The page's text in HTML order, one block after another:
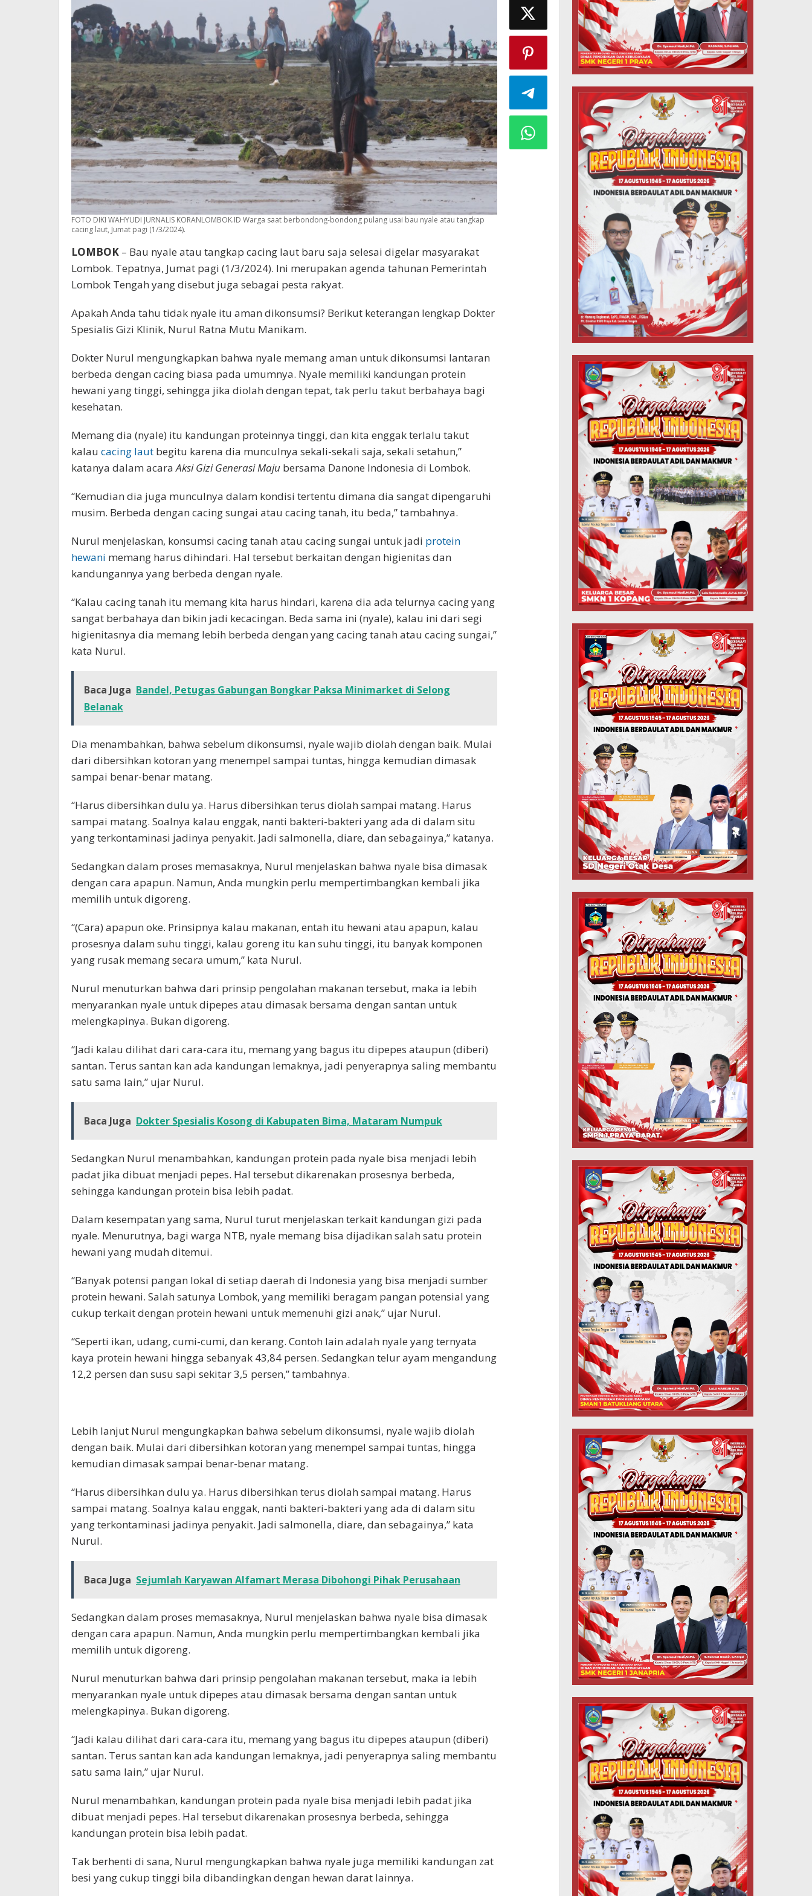
FOTO DIKI WAHYUDI JURNALIS KORANLOMBOK.ID Warga saat berbondong-bondong pulang usai bau nyale atau tangkap
cacing laut, Jumat pagi (1/3/2024).
LOMBOK – Bau nyale atau tangkap cacing laut baru saja selesai digelar masyarakat
Lombok. Tepatnya, Jumat pagi (1/3/2024). Ini merupakan agenda tahunan Pemerintah
Lombok Tengah yang disebut juga sebagai pesta rakyat.
Apakah Anda tahu tidak nyale itu aman dikonsumsi? Berikut keterangan lengkap Dokter
Spesialis Gizi Klinik, Nurul Ratna Mutu Manikam.
Dokter Nurul mengungkapkan bahwa nyale memang aman untuk dikonsumsi lantaran
berbeda dengan cacing biasa pada umumnya. Nyale memiliki kandungan protein
hewani yang tinggi, sehingga jika diolah dengan tepat, tak perlu takut berbahaya bagi
kesehatan.
Memang dia (nyale) itu kandungan proteinnya tinggi, dan kita enggak terlalu takut
kalau cacing laut begitu karena dia munculnya sekali-sekali saja, sekali setahun,”
katanya dalam acaraAksi Gizi Generasi Maju bersama Danone Indonesia di Lombok.
“Kemudian dia juga munculnya dalam kondisi tertentu dimana dia sangat dipengaruhi
musim. Berbeda dengan cacing sungai atau cacing tanah, itu beda,” tambahnya.
Nurul menjelaskan, konsumsi cacing tanah atau cacing sungai untuk jadi protein
hewani memang harus dihindari. Hal tersebut berkaitan dengan higienitas dan
kandungannya yang berbeda dengan nyale.
“Kalau cacing tanah itu memang kita harus hindari, karena dia ada telurnya cacing yang
sangat berbahaya dan bikin jadi kecacingan. Beda sama ini (nyale), kalau ini dari segi
higienitasnya dia memang lebih berbeda dengan yang cacing tanah atau cacing sungai,”
kata Nurul.
Baca Juga Bandel, Petugas Gabungan Bongkar Paksa Minimarket di Selong
Belanak
Dia menambahkan, bahwa sebelum dikonsumsi, nyale wajib diolah dengan baik. Mulai
dari dibersihkan kotoran yang menempel sampai tuntas, hingga kemudian dimasak
sampai benar-benar matang.
“Harus dibersihkan dulu ya. Harus dibersihkan terus diolah sampai matang. Harus
sampai matang. Soalnya kalau enggak, nanti bakteri-bakteri yang ada di dalam situ
yang terkontaminasi jadinya penyakit. Jadi salmonella, diare, dan sebagainya,” katanya.
Sedangkan dalam proses memasaknya, Nurul menjelaskan bahwa nyale bisa dimasak
dengan cara apapun. Namun, Anda mungkin perlu mempertimbangkan kembali jika
memilih untuk digoreng.
“(Cara) apapun oke. Prinsipnya kalau makanan, entah itu hewani atau apapun, kalau
prosesnya dalam suhu tinggi, kalau goreng itu kan suhu tinggi, itu banyak komponen
yang rusak memang secara umum,” kata Nurul.
Nurul menuturkan bahwa dari prinsip pengolahan makanan tersebut, maka ia lebih
menyarankan nyale untuk dipepes atau dimasak bersama dengan santan untuk
melengkapinya. Bukan digoreng.
“Jadi kalau dilihat dari cara-cara itu, memang yang bagus itu dipepes ataupun (diberi)
santan. Terus santan kan ada kandungan lemaknya, jadi penyerapnya saling membantu
satu sama lain,” ujar Nurul.
Baca Juga Dokter Spesialis Kosong di Kabupaten Bima, Mataram Numpuk
Sedangkan Nurul menambahkan, kandungan protein pada nyale bisa menjadi lebih
padat jika dibuat menjadi pepes. Hal tersebut dikarenakan prosesnya berbeda,
sehingga kandungan protein bisa lebih padat.
Dalam kesempatan yang sama, Nurul turut menjelaskan terkait kandungan gizi pada
nyale. Menurutnya, bagi warga NTB, nyale memang bisa dijadikan salah satu protein
hewani yang mudah ditemui.
“Banyak potensi pangan lokal di setiap daerah di Indonesia yang bisa menjadi sumber
protein hewani. Salah satunya Lombok, yang memiliki beragam pangan potensial yang
cukup terkait dengan protein hewani untuk memenuhi gizi anak,” ujar Nurul.
“Seperti ikan, udang, cumi-cumi, dan kerang. Contoh lain adalah nyale yang ternyata
kaya protein hewani hingga sebanyak 43,84 persen. Sedangkan telur ayam mengandung
12,2 persen dan susu sapi sekitar 3,5 persen,” tambahnya.
Lebih lanjut Nurul mengungkapkan bahwa sebelum dikonsumsi, nyale wajib diolah
dengan baik. Mulai dari dibersihkan kotoran yang menempel sampai tuntas, hingga
kemudian dimasak sampai benar-benar matang.
“Harus dibersihkan dulu ya. Harus dibersihkan terus diolah sampai matang. Harus
sampai matang. Soalnya kalau enggak, nanti bakteri-bakteri yang ada di dalam situ
yang terkontaminasi jadinya penyakit. Jadi salmonella, diare, dan sebagainya,” kata
Nurul.
Baca Juga Sejumlah Karyawan Alfamart Merasa Dibohongi Pihak Perusahaan
Sedangkan dalam proses memasaknya, Nurul menjelaskan bahwa nyale bisa dimasak
dengan cara apapun. Namun, Anda mungkin perlu mempertimbangkan kembali jika
memilih untuk digoreng.
Nurul menuturkan bahwa dari prinsip pengolahan makanan tersebut, maka ia lebih
menyarankan nyale untuk dipepes atau dimasak bersama dengan santan untuk
melengkapinya. Bukan digoreng.
“Jadi kalau dilihat dari cara-cara itu, memang yang bagus itu dipepes ataupun (diberi)
santan. Terus santan kan ada kandungan lemaknya, jadi penyerapnya saling membantu
satu sama lain,” ujar Nurul.
Nurul menambahkan, kandungan protein pada nyale bisa menjadi lebih padat jika
dibuat menjadi pepes. Hal tersebut dikarenakan prosesnya berbeda, sehingga
kandungan protein bisa lebih padat.
Tak berhenti di sana, Nurul mengungkapkan bahwa nyale juga memiliki kandungan zat
besi yang cukup tinggi bila dibandingkan dengan hewan darat lainnya.